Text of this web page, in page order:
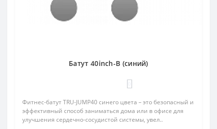
Батут 40inch-B (синий)
Фитнес-батут TRU-JUMP40 синего цвета – это безопасный и
эффективный способ заниматься дома или в офисе для
улучшения сердечно-сосудистой системы, увел..